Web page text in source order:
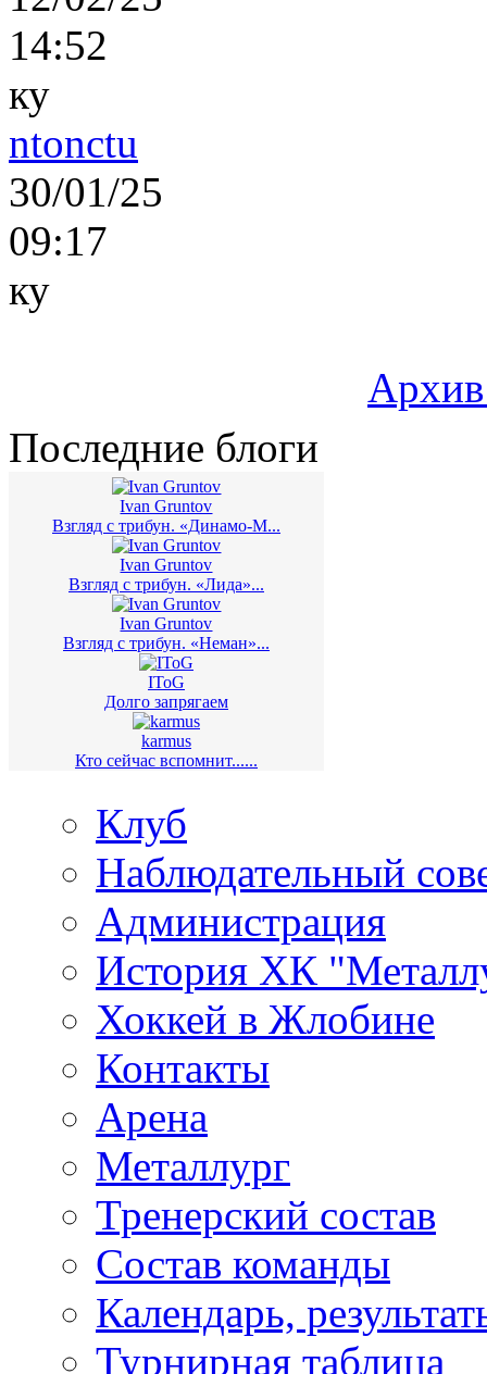
14:52
ку
ntonctu
30/01/25
09:17
ку
Последние блоги
Ivan Gruntov
Взгляд с трибун. «Динамо-М...
Ivan Gruntov
Взгляд с трибун. «Лида»...
Ivan Gruntov
Взгляд с трибун. «Неман»...
IToG
Долго запрягаем
karmus
Кто сейчас вспомнит......
Клуб
Наблюдательный
Администрация
История ХК
Хоккей в Жлобине
Контакты
Арена
Металлург
Тренерский состав
Состав команды
Календарь,
Турнирная таблица